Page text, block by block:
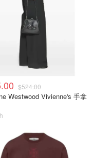
$524.00
Westwood Vivienne's 手拿